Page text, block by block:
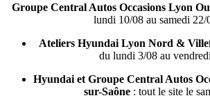
Groupe Central Autos Occasions Lyon
lundi 10/08 au samedi 22/
Ateliers Hyundai Lyon Nord &
du lundi 3/08 au
Hyundai et Groupe Central Autos
sur-Saône : tout le site le